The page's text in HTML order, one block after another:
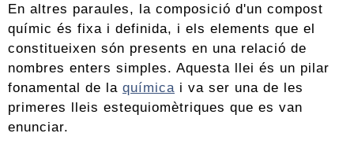
En altres paraules, la composició d'un compost
químic és fixa i definida, i els elements que el
constitueixen són presents en una relació de
nombres enters simples. Aquesta llei és un pilar
fonamental de la química i va ser una de les
primeres lleis estequiomètriques que es van
enunciar.